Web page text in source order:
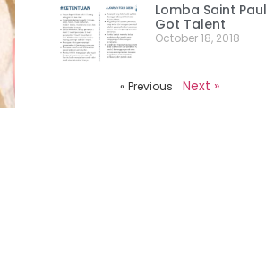
Lomba Saint Paul
Got Talent
October 18, 2018
« Previous Next »